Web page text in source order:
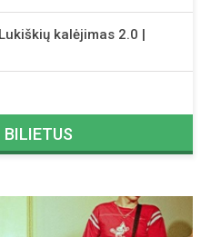
kalėjimas 2.0 |
BILIETUS